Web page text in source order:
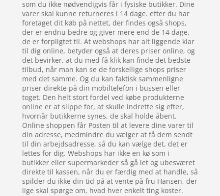
som du ikke nødvendigvis får i fysiske butikker. Dine
varer skal kunne returneres i 14 dage. efter du har
foretaget dit køb på nettet, der findes også shops,
der er endnu bedre og giver mere end de 14 dage,
de er forpligtet til. At webshops har alt liggende klar
til dig online, betyder også at deres priser online, og
det bevirker, at du med få klik kan finde det bedste
tilbud, når man kan se de forskellige shops priser
med det samme. Og du kan faktisk sammenligne
priser direkte på din mobiltelefon i bussen eller
toget. Den helt stort fordel ved købe produkterne
online er at slippe for, at skulle indrette sig efter,
hvornår butikkerne synes, de skal holde åbent.
Online shoppen får Posten til at levere dine varer til
din adresse, medmindre du vælger at få dem sendt
til din arbejdsadresse, så du kan vælge det, det er
lettes for dig. Webshops har ikke en kø som i
butikker eller supermarkeder så gå let og ubesværet
direkte til kassen, når du er færdig med at handle, så
spilder du ikke din tid på at vente på fru Hansen, der
lige skal spørge om, hvad hver enkelt ting koster.